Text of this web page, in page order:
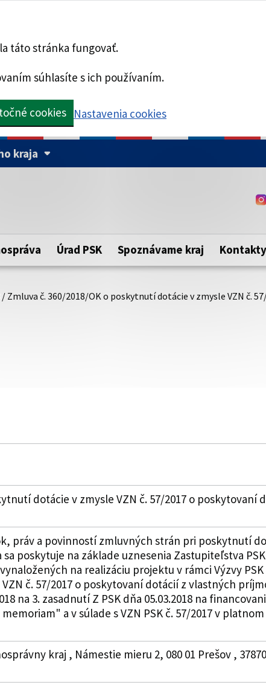
táto stránka fungovať.
súhlasíte s ich používaním.
cookies Nastavenia cookies
kraja
kraja.
Táto stránka je
zabezpečenú webovú
https:// pred názvom
Úrad PSK Spoznávame kraj Kontakty
/ Zmluva č. 360/2018/OK o poskytnutí dotácie v zmysle VZN č.
dotácie v zmysle VZN č. 57/2017 o
práv a povinností zmluvných strán pri poskytnutí
poskytuje na základe uznesenia Zastupiteľstva PSK
na realizáciu projektu v rámci Výzvy
č. 57/2017 o poskytovaní dotácií z vlastných
na 3. zasadnutí Z PSK dňa 05.03.2018 na
a v súlade s VZN PSK č. 57/2017 v
kraj , Námestie mieru 2, 080 01 Prešov ,